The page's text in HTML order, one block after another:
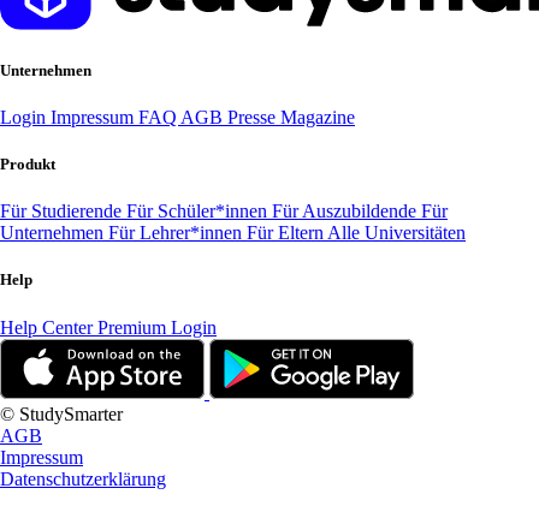
Unternehmen
Login Impressum FAQ AGB Presse Magazine
Produkt
Für Studierende Für Schüler*innen Für Auszubildende Für
Unternehmen Für Lehrer*innen Für Eltern Alle Universitäten
Help
Help CenterPremium Login
© StudySmarter
AGB
Impressum
Datenschutzerklärung